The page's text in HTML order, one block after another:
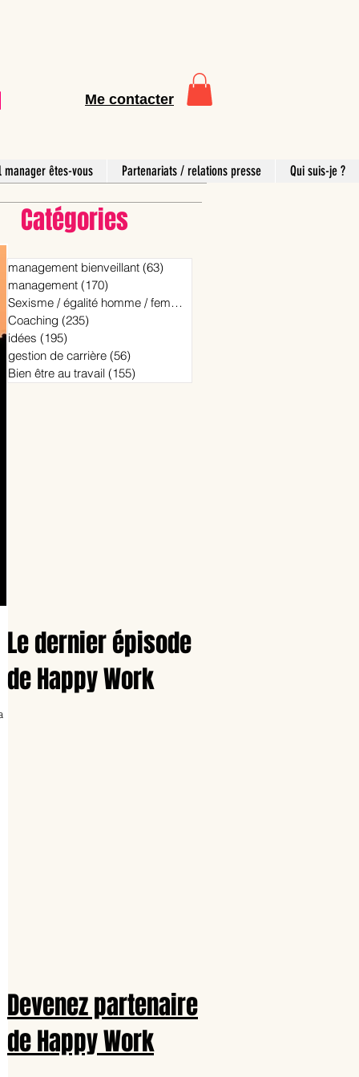
Me contacter
manager êtes-vous Partenariats / relations presse Qui suis-je ?
Catégories
management bienveillant (63)
management (170)
Sexisme / égalité homme / femme
Coaching (235)
idées (195)
gestion de carrière (56)
Bien être au travail (155)
Le dernier épisode
de Happy Work
Devenez partenaire
de Happy Work